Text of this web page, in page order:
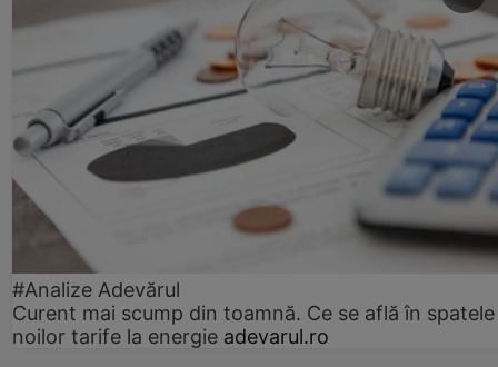
#Analize Adevărul
Curent mai scump din toamnă. Ce se află în spatele
noilor tarife la energie adevarul.ro